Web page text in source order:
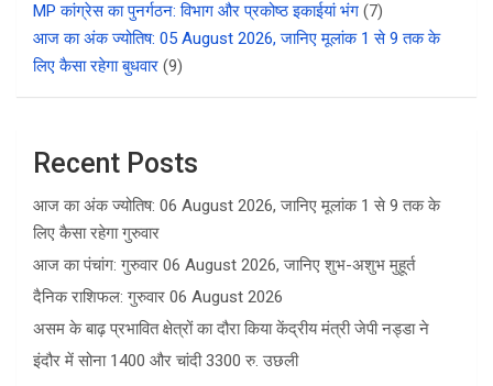
MP कांग्रेस का पुनर्गठन: विभाग और प्रकोष्ठ इकाईयां भंग (7)
आज का अंक ज्योतिष: 05 August 2026, जानिए मूलांक 1 से 9 तक के
लिए कैसा रहेगा बुधवार (9)
Recent Posts
आज का अंक ज्योतिष: 06 August 2026, जानिए मूलांक 1 से 9 तक के
लिए कैसा रहेगा गुरुवार
आज का पंचांग: गुरुवार 06 August 2026, जानिए शुभ-अशुभ मुहूर्त
दैनिक राशिफल: गुरुवार 06 August 2026
असम के बाढ़ प्रभावित क्षेत्रों का दौरा किया केंद्रीय मंत्री जेपी नड्डा ने
इंदौर में सोना 1400 और चांदी 3300 रु. उछली